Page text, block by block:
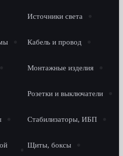
Источники света
Кабель и провод
Монтажные изделия
Розетки и выключатели
Стабилизаторы, ИБП
Щиты, боксы